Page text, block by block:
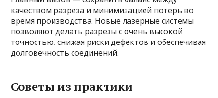
качеством разреза и минимизацией потерь во
время производства. Новые лазерные системы
позволяют делать разрезы с очень высокой
точностью, снижая риски дефектов и обеспечивая
долговечность соединений.
Советы из практики